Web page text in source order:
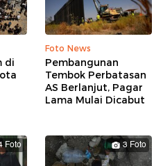
di
Foto News
Pembangunan
Tembok Perbatasan
AS Berlanjut, Pagar
Lama Mulai Dicabut
Foto 3 Foto